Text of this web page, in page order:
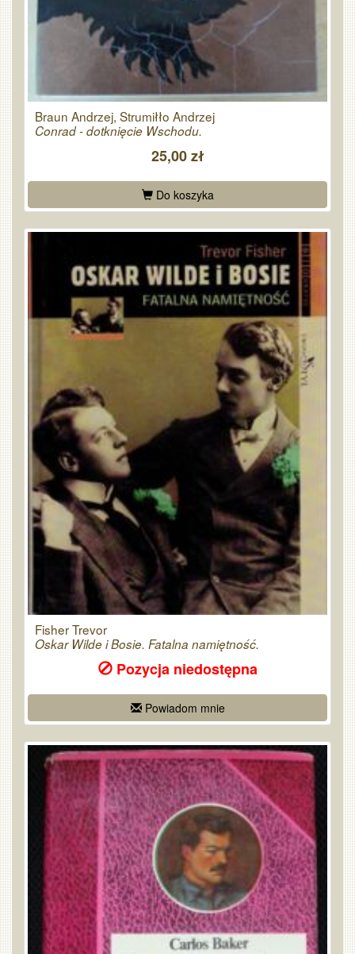
Braun Andrzej, Strumiłło Andrzej
Conrad - dotknięcie Wschodu.
25,00 zł
Do koszyka
Fisher Trevor
Oskar Wilde i Bosie. Fatalna namiętność.
Pozycja niedostępna
Powiadom mnie